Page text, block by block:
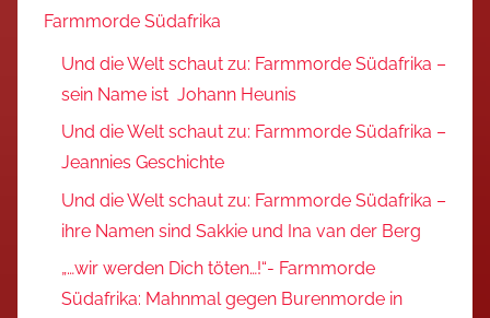
Farmmorde Südafrika
Und die Welt schaut zu: Farmmorde Südafrika –
sein Name ist Johann Heunis
Und die Welt schaut zu: Farmmorde Südafrika –
Jeannies Geschichte
Und die Welt schaut zu: Farmmorde Südafrika –
ihre Namen sind Sakkie und Ina van der Berg
„…wir werden Dich töten…!“- Farmmorde
Südafrika: Mahnmal gegen Burenmorde in